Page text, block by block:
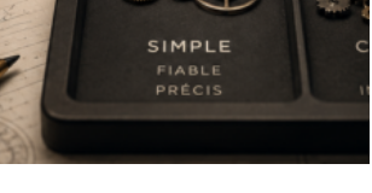
AGENTS IA MASQUE SOUVENT LE VRAI